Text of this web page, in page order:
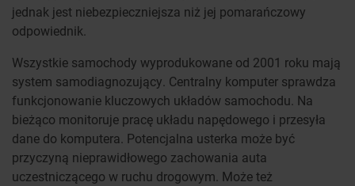
jednak jest niebezpieczniejsza niż jej pomarańczowy
odpowiednik.
Wszystkie samochody wyprodukowane od 2001 roku mają
system samodiagnozujący. Centralny komputer sprawdza
funkcjonowanie kluczowych układów samochodu. Na
bieżąco monitoruje pracę układu napędowego i przesyła
dane do komputera. Potencjalna usterka może być
przyczyną nieprawidłowego zachowania auta
uczestniczącego w ruchu drogowym. Może też